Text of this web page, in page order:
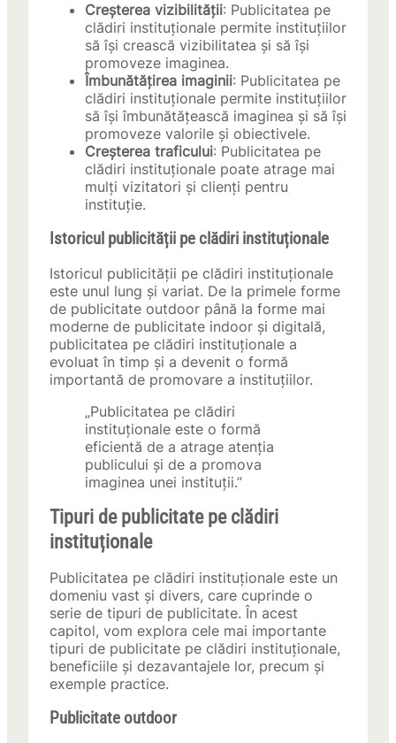
Creșterea vizibilității: Publicitatea pe
clădiri instituționale permite instituțiilor
să își crească vizibilitatea și să își
promoveze imaginea.
Îmbunătățirea imaginii: Publicitatea pe
clădiri instituționale permite instituțiilor
să își îmbunătățească imaginea și să își
promoveze valorile și obiectivele.
Creșterea traficului: Publicitatea pe
clădiri instituționale poate atrage mai
mulți vizitatori și clienți pentru
instituție.
Istoricul publicității pe clădiri instituționale
Istoricul publicității pe clădiri instituționale
este unul lung și variat. De la primele forme
de publicitate outdoor până la forme mai
moderne de publicitate indoor și digitală,
publicitatea pe clădiri instituționale a
evoluat în timp și a devenit o formă
importantă de promovare a instituțiilor.
„Publicitatea pe clădiri
instituționale este o formă
eficientă de a atrage atenția
publicului și de a promova
imaginea unei instituții.”
Tipuri de publicitate pe clădiri
instituționale
Publicitatea pe clădiri instituționale este un
domeniu vast și divers, care cuprinde o
serie de tipuri de publicitate. În acest
capitol, vom explora cele mai importante
tipuri de publicitate pe clădiri instituționale,
beneficiile și dezavantajele lor, precum și
exemple practice.
Publicitate outdoor